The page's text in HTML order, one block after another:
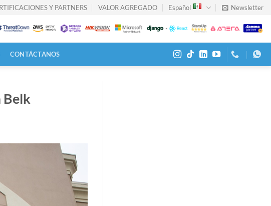
Y PARTNERS VALOR AGREGADO Español Newsletter
CONTÁCTANOS
Belk